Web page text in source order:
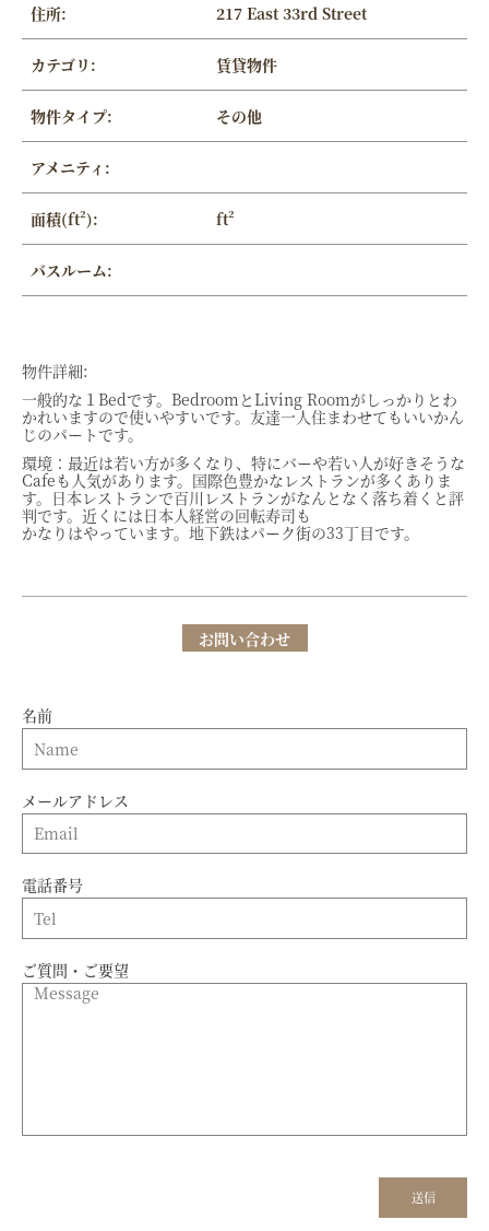
住所: 217 East 33rd Street
カテゴリ: 賃貸物件
物件タイプ: その他
アメニティ:
面積(ft²): ft²
バスルーム:
物件詳細:
一般的な１Bedです。BedroomとLiving Roomがしっかりとわ
かれいますので使いやすいです。友達一人住まわせてもいいかん
じのパートです。
環境：最近は若い方が多くなり、特にバーや若い人が好きそうな
Cafeも人気があります。国際色豊かなレストランが多くありま
す。日本レストランで百川レストランがなんとなく落ち着くと評
判です。近くには日本人経営の回転寿司も
かなりはやっています。地下鉄はパーク街の33丁目です。
お問い合わせ
名前
メールアドレス
電話番号
ご質問・ご要望